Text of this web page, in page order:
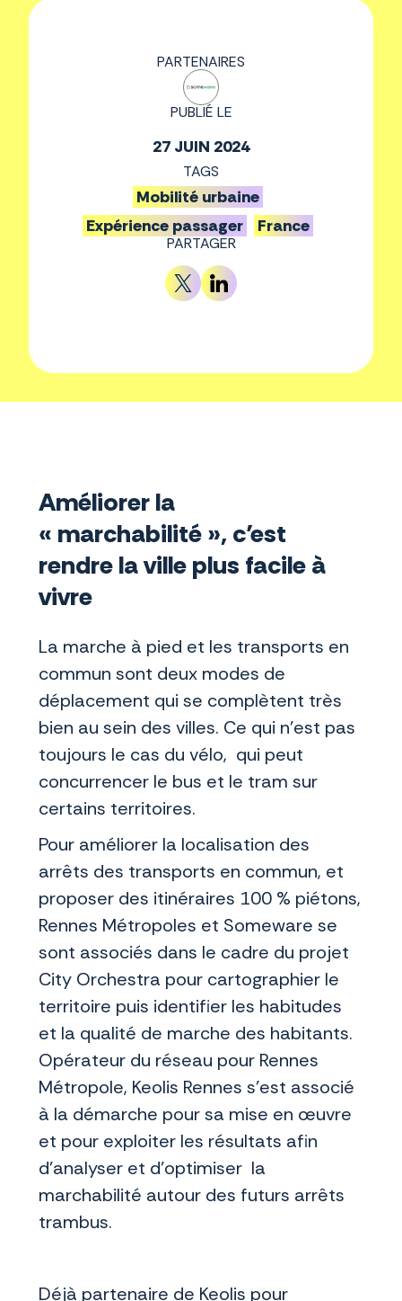
PARTENAIRES
PUBLIÉ LE
27 JUIN 2024
TAGS
Mobilité urbaine
Expérience passager
France
PARTAGER
Améliorer la
« marchabilité », c’est
rendre la ville plus facile à
vivre
La marche à pied et les transports en
commun sont deux modes de
déplacement qui se complètent très
bien au sein des villes. Ce qui n’est pas
toujours le cas du vélo, qui peut
concurrencer le bus et le tram sur
certains territoires.
Pour améliorer la localisation des
arrêts des transports en commun, et
proposer des itinéraires 100 % piétons,
Rennes Métropoles et Someware se
sont associés dans le cadre du projet
City Orchestra pour cartographier le
territoire puis identifier les habitudes
et la qualité de marche des habitants.
Opérateur du réseau pour Rennes
Métropole, Keolis Rennes s’est associé
à la démarche pour sa mise en œuvre
et pour exploiter les résultats afin
d’analyser et d’optimiser la
marchabilité autour des futurs arrêts
trambus.
Déjà partenaire de Keolis pour